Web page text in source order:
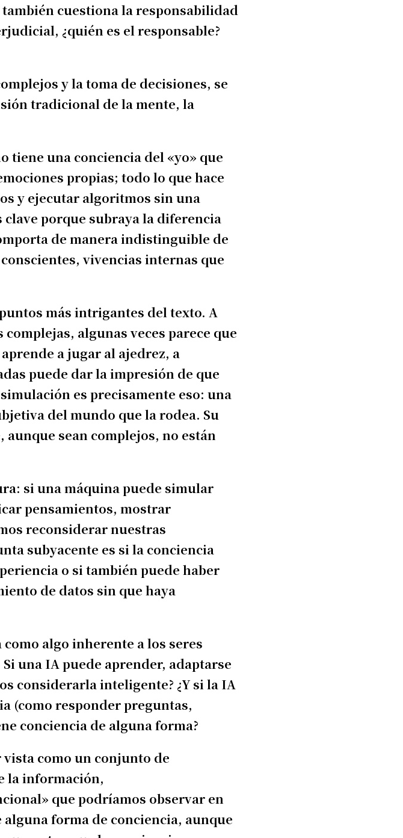
cuestiona la responsabilidad
¿quién es el responsable?
y la toma de decisiones, se
tradicional de la mente, la
tiene una conciencia del «yo» que
propias; todo lo que hace
y ejecutar algoritmos sin una
porque subraya la diferencia
de manera indistinguible de
vivencias internas que
más intrigantes del texto. A
algunas veces parece que
a jugar al ajedrez, a
puede dar la impresión de que
es precisamente eso: una
del mundo que la rodea. Su
sean complejos, no están
si una máquina puede simular
pensamientos, mostrar
reconsiderar nuestras
subyacente es si la conciencia
o si también puede haber
de datos sin que haya
algo inherente a los seres
una IA puede aprender, adaptarse
considerarla inteligente? ¿Y si la IA
(como responder preguntas,
conciencia de alguna forma?
como un conjunto de
la información,
que podríamos observar en
forma de conciencia, aunque